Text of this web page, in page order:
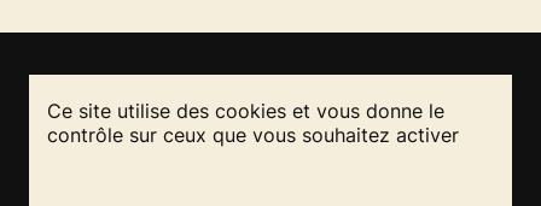
NOUS CONTACTER
Ce site utilise des cookies et vous donne le
contrôle sur ceux que vous souhaitez activer